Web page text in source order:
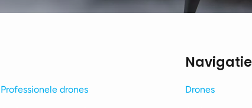
Professionele drones
Navigatie
Drones